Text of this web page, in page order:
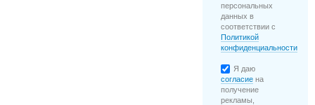
персональных
данных в
соответствии с
Политикой
конфиденциальности
Я даю
согласие на
получение
рекламы,